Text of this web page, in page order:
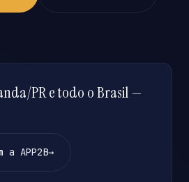
PR e todo o Brasil —
a APP2B→